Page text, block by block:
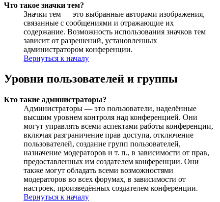
Что такое значки тем?
Значки тем — это выбранные авторами изображения,
связанные с сообщениями и отражающие их
содержание. Возможность использования значков тем
зависит от разрешений, установленных
администратором конференции.
Вернуться к началу
Уровни пользователей и группы
Кто такие администраторы?
Администраторы — это пользователи, наделённые
высшим уровнем контроля над конференцией. Они
могут управлять всеми аспектами работы конференции,
включая разграничение прав доступа, отключение
пользователей, создание групп пользователей,
назначение модераторов и т. п., в зависимости от прав,
предоставленных им создателем конференции. Они
также могут обладать всеми возможностями
модераторов во всех форумах, в зависимости от
настроек, произведённых создателем конференции.
Вернуться к началу